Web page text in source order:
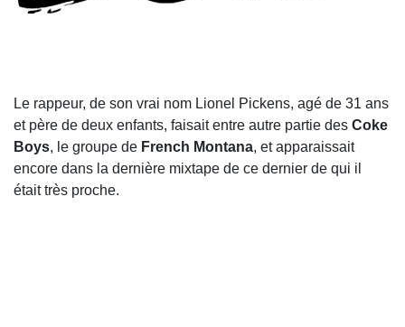
Le rappeur, de son vrai nom Lionel Pickens, agé de 31 ans
et père de deux enfants, faisait entre autre partie des Coke
Boys, le groupe de French Montana, et apparaissait
encore dans la dernière mixtape de ce dernier de qui il
était très proche.